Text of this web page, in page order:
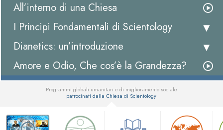
All’interno di una Chiesa
I Principi Fondamentali di Scientology
Dianetics: un’introduzione
Amore e Odio, Che cos’è la Grandezza?
Programmi globali umanitari e di miglioramento sociale
patrocinati dalla Chiesa di Scientology